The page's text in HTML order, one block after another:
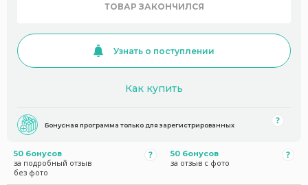
ТОВАР ЗАКОНЧИЛСЯ
Узнать о поступлении
Как купить
Бонусная программа только для зарегистрированных
50 бонусов
за подробный отзыв
без фото
50 бонусов
за отзыв с фото